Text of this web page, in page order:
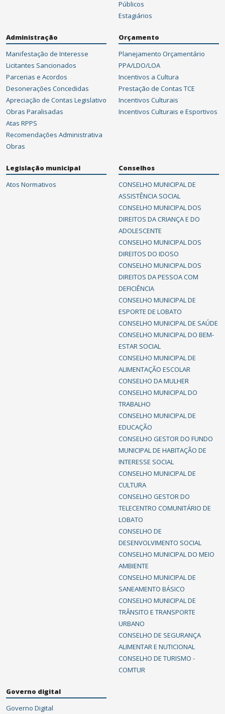
Públicos
Estagiários
Administração
Manifestação de Interesse
Licitantes Sancionados
Parcerias e Acordos
Desonerações Concedidas
Apreciação de Contas Legislativo
Obras Paralisadas
Atas RPPS
Recomendações Administrativa
Obras
Orçamento
Planejamento Orçamentário
PPA/LDO/LOA
Incentivos a Cultura
Prestação de Contas TCE
Incentivos Culturais
Incentivos Culturais e Esportivos
Legislação municipal
Atos Normativos
Conselhos
CONSELHO MUNICIPAL DE
ASSISTÊNCIA SOCIAL
CONSELHO MUNICIPAL DOS
DIREITOS DA CRIANÇA E DO
ADOLESCENTE
CONSELHO MUNICIPAL DOS
DIREITOS DO IDOSO
CONSELHO MUNICIPAL DOS
DIREITOS DA PESSOA COM
DEFICIÊNCIA
CONSELHO MUNICIPAL DE
ESPORTE DE LOBATO
CONSELHO MUNICIPAL DE SAÚDE
CONSELHO MUNICIPAL DO BEM-
ESTAR SOCIAL
CONSELHO MUNICIPAL DE
ALIMENTAÇÃO ESCOLAR
CONSELHO DA MULHER
CONSELHO MUNICIPAL DO
TRABALHO
CONSELHO MUNICIPAL DE
EDUCAÇÃO
CONSELHO GESTOR DO FUNDO
MUNICIPAL DE HABITAÇÃO DE
INTERESSE SOCIAL
CONSELHO MUNICIPAL DE
CULTURA
CONSELHO GESTOR DO
TELECENTRO COMUNITÁRIO DE
LOBATO
CONSELHO DE
DESENVOLVIMENTO SOCIAL
CONSELHO MUNICIPAL DO MEIO
AMBIENTE
CONSELHO MUNICIPAL DE
SANEAMENTO BÁSICO
CONSELHO MUNICIPAL DE
TRÂNSITO E TRANSPORTE
URBANO
CONSELHO DE SEGURANÇA
ALIMENTAR E NUTICIONAL
CONSELHO DE TURISMO -
COMTUR
Governo digital
Governo Digital